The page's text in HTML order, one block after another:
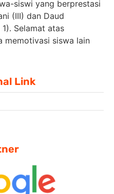
siswi yang berprestasi
(III) dan Daud
Selamat atas
memotivasi siswa lain
Link